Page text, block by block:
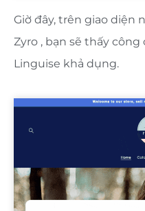
Giờ đây, trên giao diện
Zyro , bạn sẽ thấy
Linguise khả dụng.